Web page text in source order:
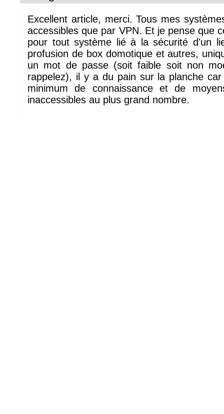
Excellent article, merci. Tous mes
accessibles que par VPN. Et je pense que
pour tout système lié à la sécurité d'un
profusion de box domotique et autres,
un mot de passe (soit faible soit non
rappelez), il y a du pain sur la planche
minimum de connaissance et de
inaccessibles au plus grand nombre.